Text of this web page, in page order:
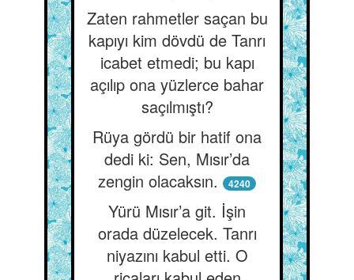
Zaten rahmetler saçan bu
kapıyı kim dövdü de Tanrı
icabet etmedi; bu kapı
açılıp ona yüzlerce bahar
saçılmıştı?
Rüya gördü bir hatif ona
dedi ki: Sen, Mısır’da
zengin olacaksın.
4240
Yürü Mısır’a git. İşin
orada düzelecek. Tanrı
niyazını kabul etti. O